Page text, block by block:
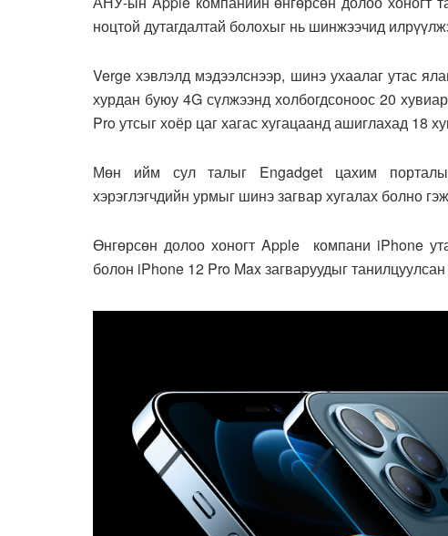
ноцтой дутагдалтай болохыг нь шинжээчид
Verge хэвлэлд мэдээлснээр, шинэ ухаалаг утас
хурдан буюу 4G сүлжээнд холбогдсоноос 20
Pro утсыг хоёр цаг хагас хугацаанд ашиглахад 18
Мөн ийм сул талыг Engadget цахим
хэрэглэгчдийн урмыг шинэ загвар хугалах болно
Өнгөрсөн долоо хоногт Apple компани iPhone
болон iPhone 12 Pro Max загваруудыг